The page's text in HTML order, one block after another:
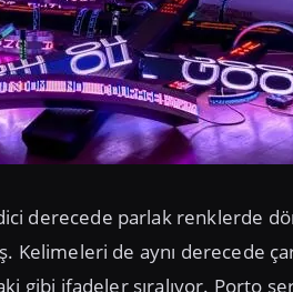
derecede parlak renklerde
de aynı derecede
gibi ifadeler sıralıyor. Porto